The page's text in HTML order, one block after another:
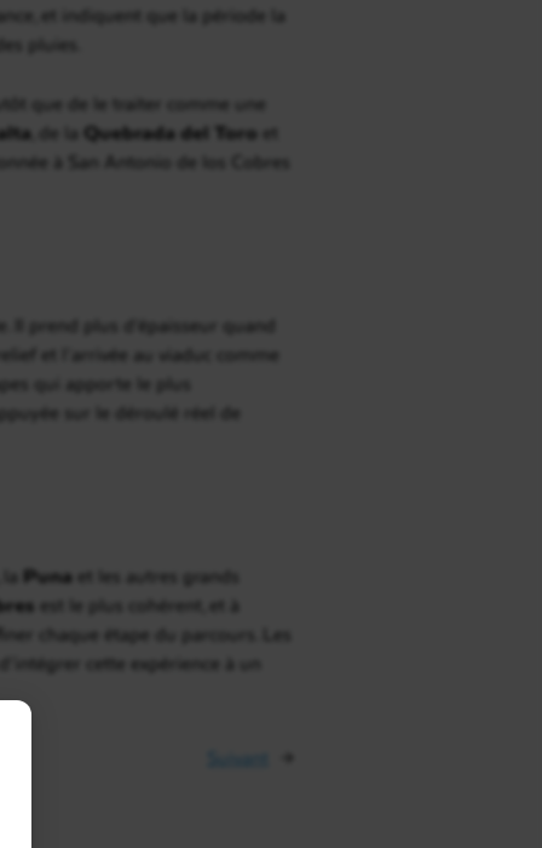
et indiquent que la période la
pluies.
que de le traiter comme une
, de la Quebrada del Toro et
à San Antonio de los Cobres
prend plus d’épaisseur quand
et l’arrivée au viaduc comme
qui apporte le plus
sur le déroulé réel de
la Puna et les autres grands
est le plus cohérent, et à
chaque étape du parcours. Les
cette expérience à un
Suivant →